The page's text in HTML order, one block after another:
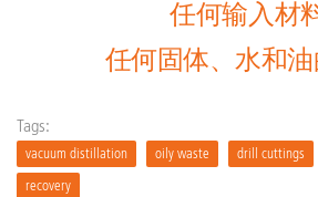
任何输入材
任何固体、水和
Tags:
vacuum distillation oily waste drill cuttings
recovery